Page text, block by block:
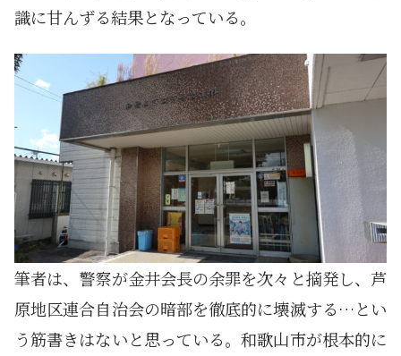
識に甘んずる結果となっている。
筆者は、警察が金井会長の余罪を次々と摘発し、芦
原地区連合自治会の暗部を徹底的に壊滅する…とい
う筋書きはないと思っている。和歌山市が根本的に